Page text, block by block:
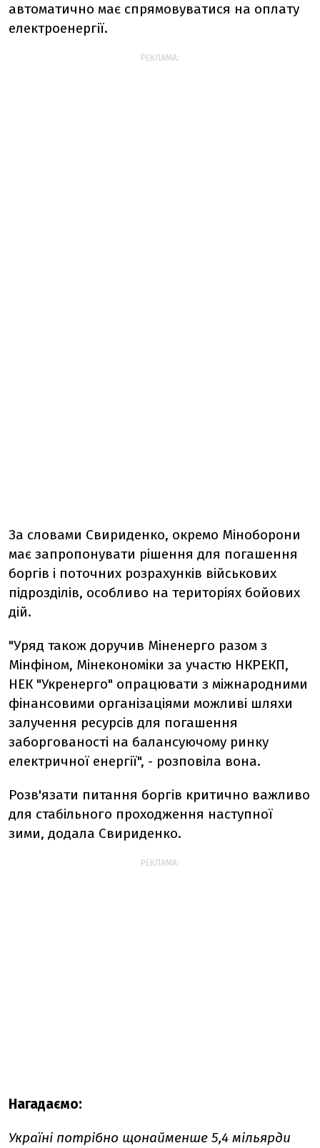
автоматично має спрямовуватися на оплату
електроенергії.
РЕКЛАМА:
За словами Свириденко, окремо Міноборони
має запропонувати рішення для погашення
боргів і поточних розрахунків військових
підрозділів, особливо на територіях бойових
дій.
"Уряд також доручив Міненерго разом з
Мінфіном, Мінекономіки за участю НКРЕКП,
НЕК "Укренерго" опрацювати з міжнародними
фінансовими організаціями можливі шляхи
залучення ресурсів для погашення
заборгованості на балансуючому ринку
електричної енергії", - розповіла вона.
Розв'язати питання боргів критично важливо
для стабільного проходження наступної
зими, додала Свириденко.
РЕКЛАМА:
Нагадаємо:
Україні потрібно щонайменше 5,4 мільярди